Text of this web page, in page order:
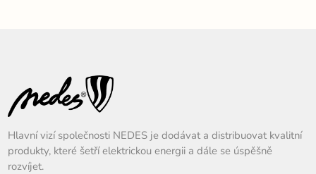
Hlavní vizí společnosti NEDES je dodávat a distribuovat kvalitní
produkty, které šetří elektrickou energii a dále se úspěšně
rozvíjet.